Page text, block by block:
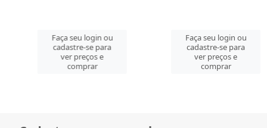
Faça seu login ou
cadastre-se para
ver preços e
comprar
Faça seu login ou
cadastre-se para
ver preços e
comprar